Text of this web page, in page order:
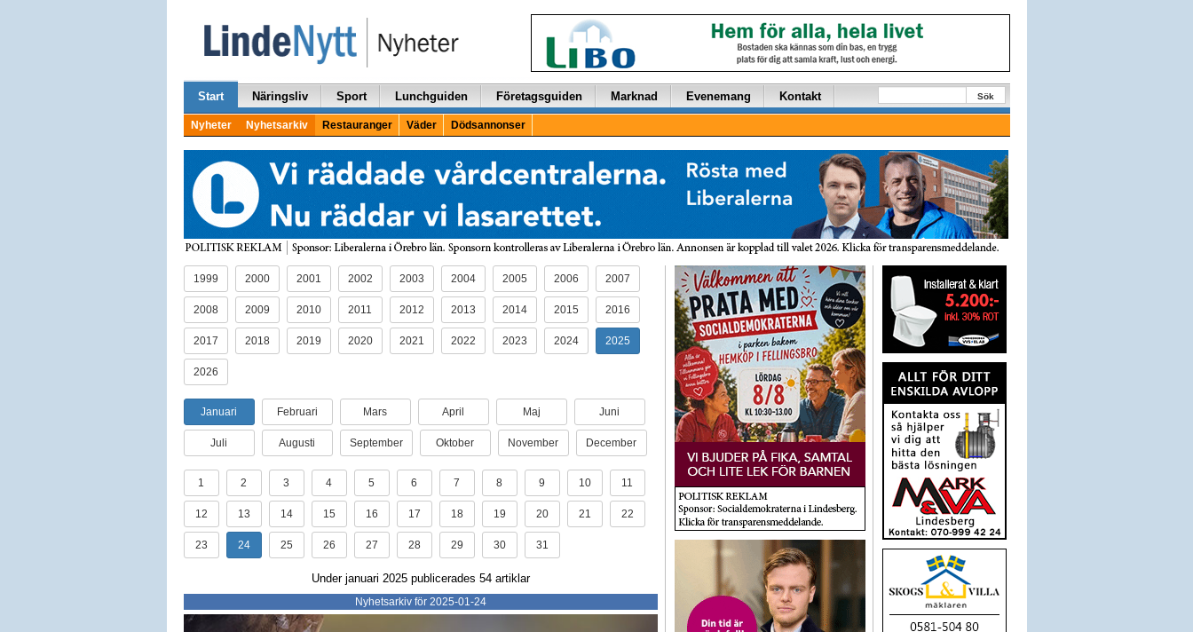
Start Näringsliv Sport Lunchguiden Företagsguiden Marknad Evenemang Kontakt Sök
Nyheter Nyhetsarkiv Restauranger Väder Dödsannonser
1999 2000 2001 2002 2003 2004 2005 2006 2007
2008 2009 2010 2011 2012 2013 2014 2015 2016
2017 2018 2019 2020 2021 2022 2023 2024 2025
2026
Januari Februari Mars April Maj Juni
Juli Augusti September Oktober November December
1 2 3 4 5 6 7 8 9 10 11
12 13 14 15 16 17 18 19 20 21 22
23 24 25 26 27 28 29 30 31
Under januari 2025 publicerades 54 artiklar
Nyhetsarkiv för 2025-01-24